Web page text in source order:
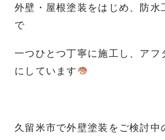
外壁・屋根塗装をはじめ、防水
で
一つひとつ丁寧に施工し、アフ
にしています
久留米市で外壁塗装をご検討中